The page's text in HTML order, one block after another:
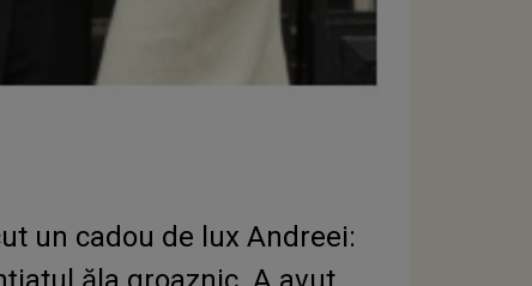
un cadou de lux Andreei: